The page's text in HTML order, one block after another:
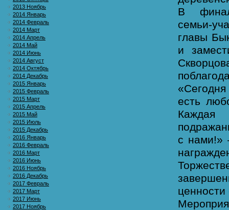
2013 Ноябрь
2014 Январь
2014 Февраль
2014 Март
2014 Апрель
2014 Май
2014 Июнь
2014 Август
2014 Октябрь
2014 Декабрь
2015 Январь
2015 Февраль
2015 Март
2015 Апрель
2015 Май
2015 Июль
2015 Декабрь
2016 Январь
2016 Февраль
2016 Март
2016 Июнь
2016 Ноябрь
2016 Декабрь
2017 Февраль
2017 Март
2017 Июнь
2017 Ноябрь
В
главы
и
есть
Каждая
с нами!»